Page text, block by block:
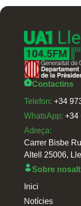
Contactins
Telefon: +34
WhatsApp: +34
Adreça:
Carrer Bisbe
Altell 25006,
Sobre
Inici
Notícies